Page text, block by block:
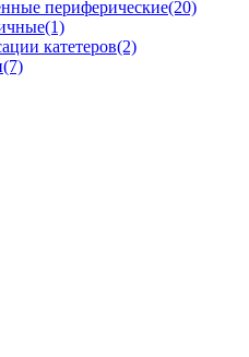
периферические(20)
(1)
катетеров(2)
(7)